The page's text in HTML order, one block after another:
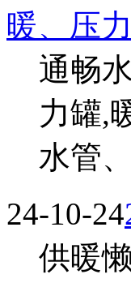
暖、压
通畅
力罐,
水管
24-10-24
供暖